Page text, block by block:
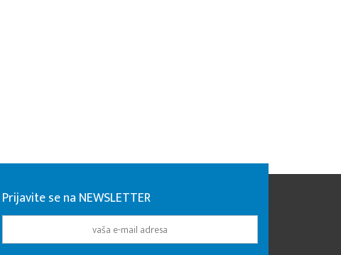
Prijavite se na NEWSLETTER